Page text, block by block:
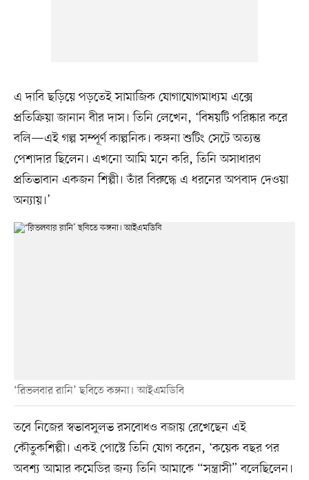
এ দাবি ছড়িয়ে পড়তেই সামাজিক যোগাযোগমাধ্যম এক্সে
প্রতিক্রিয়া জানান বীর দাস। তিনি লেখেন, ‘বিষয়টি পরিষ্কার করে
বলি—এই গল্প সম্পূর্ণ কাল্পনিক। কঙ্গনা শুটিং সেটে অত্যন্ত
পেশাদার ছিলেন। এখনো আমি মনে করি, তিনি অসাধারণ
প্রতিভাবান একজন শিল্পী। তাঁর বিরুদ্ধে এ ধরনের অপবাদ দেওয়া
অন্যায়।’
‘রিভলবার রানি’ ছবিতে কঙ্গনা। আইএমডিবি
তবে নিজের স্বভাবসুলভ রসবোধও বজায় রেখেছেন এই
কৌতুকশিল্পী। একই পোস্টে তিনি যোগ করেন, ‘কয়েক বছর পর
অবশ্য আমার কমেডির জন্য তিনি আমাকে “সন্ত্রাসী” বলেছিলেন।